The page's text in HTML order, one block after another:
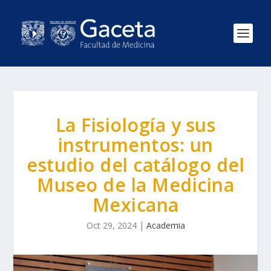
La Fisiología y sus
instrumentos: un
estudio del catálogo del
Museo de la Medicina
Mexicana
Oct 29, 2024| Academia